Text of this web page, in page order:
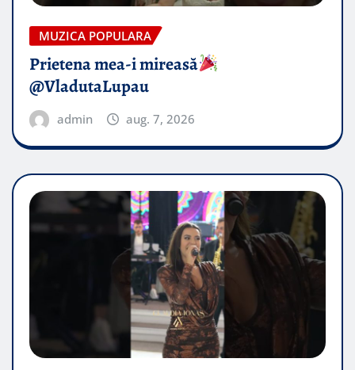
MUZICA POPULARA
Prietena mea-i mireasă​
@VladutaLupau
admin aug. 7, 2026